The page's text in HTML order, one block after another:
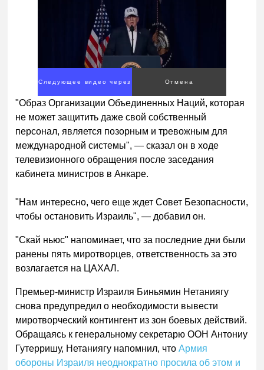
Следующее видео через
4
Отмена
"Образ Организации Объединенных Наций, которая
не может защитить даже свой собственный
персонал, является позорным и тревожным для
международной системы", — сказал он в ходе
телевизионного обращения после заседания
кабинета министров в Анкаре.
"Нам интересно, чего еще ждет Совет Безопасности,
чтобы остановить Израиль", — добавил он.
"Скай ньюс" напоминает, что за последние дни были
ранены пять миротворцев, ответственность за это
возлагается на ЦАХАЛ.
Премьер-министр Израиля Биньямин Нетаниягу
снова предупредил о необходимости вывести
миротворческий контингент из зон боевых действий.
Обращаясь к генеральному секретарю ООН Антониу
Гутерришу, Нетаниягу напомнил, чтоАрмия
обороны Израиля неоднократно просила об этом и